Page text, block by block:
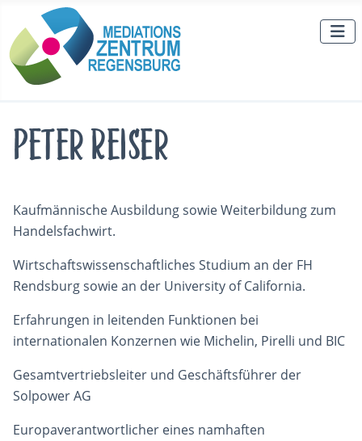
Peter Reiser
Kaufmännische Ausbildung sowie Weiterbildung zum
Handelsfachwirt.
Wirtschaftswissenschaftliches Studium an der FH
Rendsburg sowie an der University of California.
Erfahrungen in leitenden Funktionen bei
internationalen Konzernen wie Michelin, Pirelli und BIC
Gesamtvertriebsleiter und Geschäftsführer der
Solpower AG
Europaverantwortlicher eines namhaften